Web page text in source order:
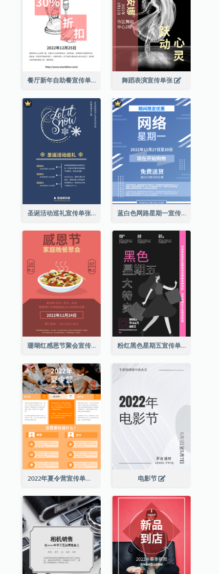
餐厅新年自助餐宣传单张 舞蹈表演宣传单张
圣诞活动巡礼宣传单张(附介绍) 蓝白色网路星期一宣传单张
珊瑚红感恩节聚会宣传单张 粉红黑色星期五宣传单张
2022年夏令营宣传单张 电影节